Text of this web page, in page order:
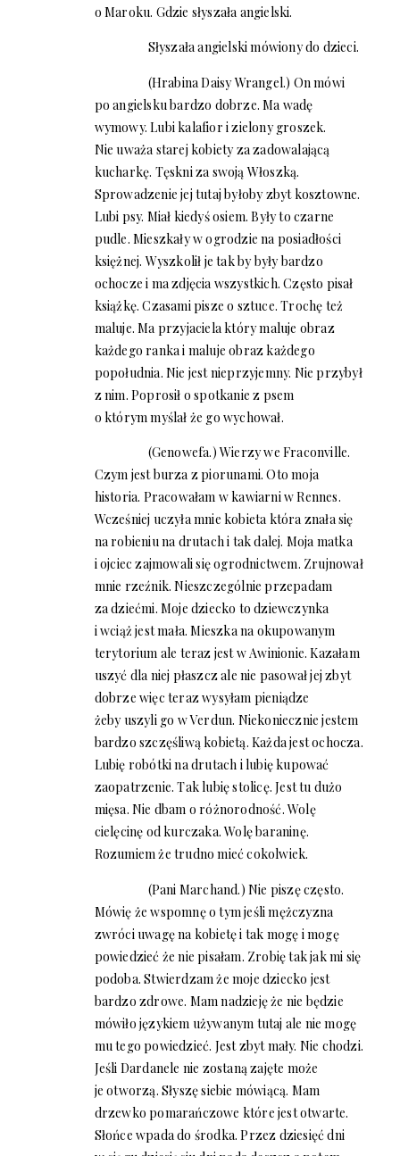
o Maroku. Gdzie słyszała angielski.
Słyszała angielski mówiony do dzieci.
(Hrabina Daisy Wrangel.) On mówi
po angielsku bardzo dobrze. Ma wadę
wymowy. Lubi kalafior i zielony groszek.
Nie uważa starej kobiety za zadowalającą
kucharkę. Tęskni za swoją Włoszką.
Sprowadzenie jej tutaj byłoby zbyt kosztowne.
Lubi psy. Miał kiedyś osiem. Były to czarne
pudle. Mieszkały w ogrodzie na posiadłości
księżnej. Wyszkolił je tak by były bardzo
ochocze i ma zdjęcia wszystkich. Często pisał
książkę. Czasami pisze o sztuce. Trochę też
maluje. Ma przyjaciela który maluje obraz
każdego ranka i maluje obraz każdego
popołudnia. Nie jest nieprzyjemny. Nie przybył
z nim. Poprosił o spotkanie z psem
o którym myślał że go wychował.
(Genowefa.) Wierzy we Fraconville.
Czym jest burza z piorunami. Oto moja
historia. Pracowałam w kawiarni w Rennes.
Wcześniej uczyła mnie kobieta która znała się
na robieniu na drutach i tak dalej. Moja matka
i ojciec zajmowali się ogrodnictwem. Zrujnował
mnie rzeźnik. Nieszczególnie przepadam
za dziećmi. Moje dziecko to dziewczynka
i wciąż jest mała. Mieszka na okupowanym
terytorium ale teraz jest w Awinionie. Kazałam
uszyć dla niej płaszcz ale nie pasował jej zbyt
dobrze więc teraz wysyłam pieniądze
żeby uszyli go w Verdun. Niekoniecznie jestem
bardzo szczęśliwą kobietą. Każda jest ochocza.
Lubię robótki na drutach i lubię kupować
zaopatrzenie. Tak lubię stolicę. Jest tu dużo
mięsa. Nie dbam o różnorodność. Wolę
cielęcinę od kurczaka. Wolę baraninę.
Rozumiem że trudno mieć cokolwiek.
(Pani Marchand.) Nie piszę często.
Mówię że wspomnę o tym jeśli mężczyzna
zwróci uwagę na kobietę i tak mogę i mogę
powiedzieć że nie pisałam. Zrobię tak jak mi się
podoba. Stwierdzam że moje dziecko jest
bardzo zdrowe. Mam nadzieję że nie będzie
mówiło językiem używanym tutaj ale nie mogę
mu tego powiedzieć. Jest zbyt mały. Nie chodzi.
Jeśli Dardanele nie zostaną zajęte może
je otworzą. Słyszę siebie mówiącą. Mam
drzewko pomarańczowe które jest otwarte.
Słońce wpada do środka. Przez dziesięć dni